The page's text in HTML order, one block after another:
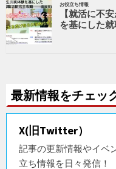
お役立ち情報
【就活に不
を基にした
最新情報をチェッ
X(旧Twitter）
記事の更新情報やイベ
立ち情報を日々発信！